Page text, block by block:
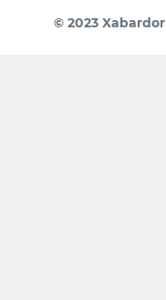
© 2023 Xabardor